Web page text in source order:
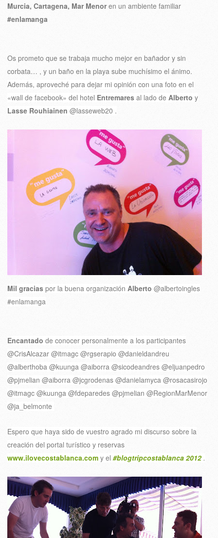
Murcia, Cartagena, Mar Menoren un ambiente familiar
#enlamanga
Os prometo que se trabaja mucho mejor en bañador y sin
corbata… , y un baño en la playa sube muchísimo el ánimo.
Además, aproveché para dejar mi opinión con una foto en el
«wall de facebook» del hotel Entremares al lado de Alberto y
Lasse Rouhiainen @lasseweb20 .
Mil gracias por la buena organización Alberto @albertoingles
#enlamanga
Encantado de conocer personalmente a los participantes
@CrisAlcazar @itmagc @rgserapio @danieldandreu
@alberthoba @kuunga @aiborra @sicodeandres @eljuanpedro
@pjmelian @aiborra @jcgrodenas @danielamyca @rosacasirojo
@itmagc @kuunga @fdeparedes @pjmelian @RegionMarMenor
@ja_belmonte
Espero que haya sido de vuestro agrado mi discurso sobre la
creación del portal turístico y reservas
www.ilovecostablanca.com y el #blogtripcostablanca 2012.